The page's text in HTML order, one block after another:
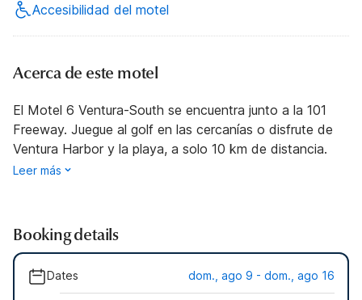
Accesibilidad del motel
Acerca de este motel
El Motel 6 Ventura-South se encuentra junto a la 101
Freeway. Juegue al golf en las cercanías o disfrute de
Ventura Harbor y la playa, a solo 10 km de distancia.
Leer más
Booking details
Dates dom., ago 9 - dom., ago 16